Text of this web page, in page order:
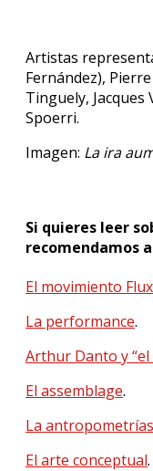
Artistas
Fernández),
Tinguely,
Spoerri.
Imagen: La ira
Si quieres leer
recomendamos
El movimiento
La performance.
Arthur Danto y
El assemblage.
La
El arte conceptual.